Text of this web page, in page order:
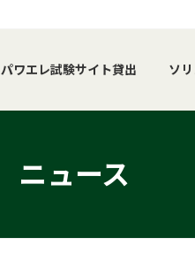
パワエレ試験サイト貸出 ソ
ニュース